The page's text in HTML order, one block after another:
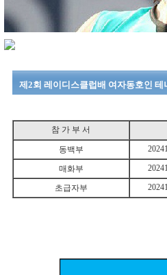
제2회 레이디스클럽배 여자동호인 테
참 가 부 서
동백부
매화부
초급자부